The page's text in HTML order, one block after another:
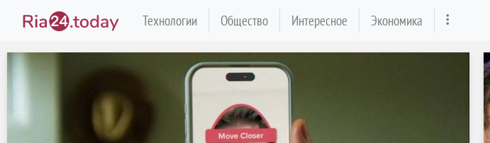
Технологии Общество Интересное Экономика